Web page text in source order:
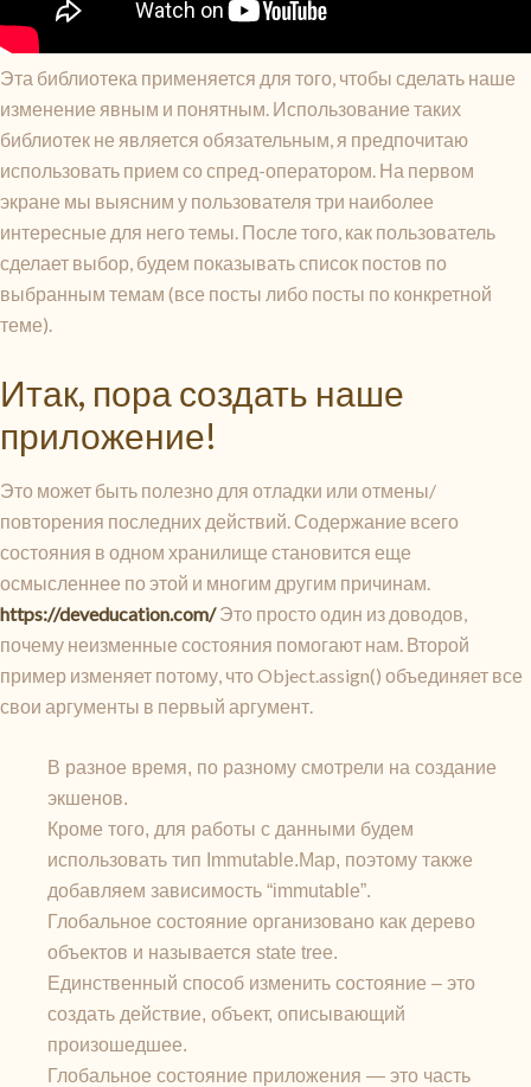
Эта библиотека применяется для того, чтобы сделать наше
изменение явным и понятным. Использование таких
библиотек не является обязательным, я предпочитаю
использовать прием со спред-оператором. На первом
экране мы выясним у пользователя три наиболее
интересные для него темы. После того, как пользователь
сделает выбор, будем показывать список постов по
выбранным темам (все посты либо посты по конкретной
теме).
Итак, пора создать наше
приложение!
Это может быть полезно для отладки или отмены/
повторения последних действий. Содержание всего
состояния в одном хранилище становится еще
осмысленнее по этой и многим другим причинам.
https://deveducation.com/Это просто один из доводов,
почему неизменные состояния помогают нам. Второй
пример изменяет потому, что Object.assign() объединяет все
свои аргументы в первый аргумент.
В разное время, по разному смотрели на создание
экшенов.
Кроме того, для работы с данными будем
использовать тип Immutable.Map, поэтому также
добавляем зависимость “immutable”.
Глобальное состояние организовано как дерево
объектов и называется state tree.
Единственный способ изменить состояние – это
создать действие, объект, описывающий
произошедшее.
Глобальное состояние приложения — это часть